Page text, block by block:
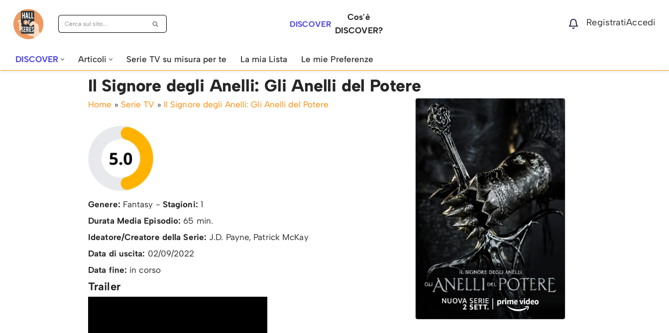
Vai
DISCOVER
Cos'è
DISCOVER?
RegistratiAccedi
DISCOVER Articoli Serie TV su misura per te La mia Lista Le mie Preferenze
Il Signore degli Anelli: Gli Anelli del Potere
Home » Serie TV » Il Signore degli Anelli: Gli Anelli del Potere
Genere: Fantasy - Stagioni: 1
Durata Media Episodio: 65 min.
Ideatore/Creatore della Serie: J.D. Payne, Patrick McKay
Data di uscita: 02/09/2022
Data fine: in corso
Trailer